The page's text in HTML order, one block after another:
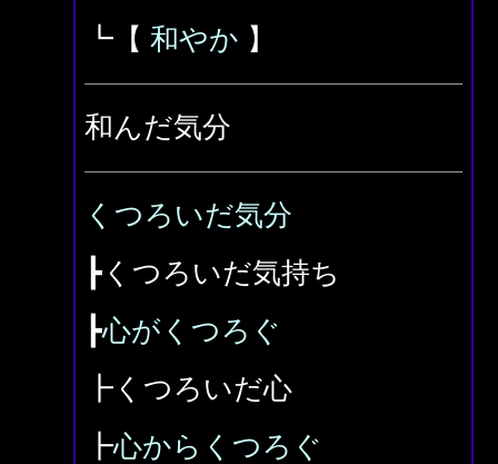
┗【 和やか 】
和んだ気分
くつろいだ気分
┣くつろいだ気持ち
┣心がくつろぐ
┣くつろいだ心
┣心からくつろぐ